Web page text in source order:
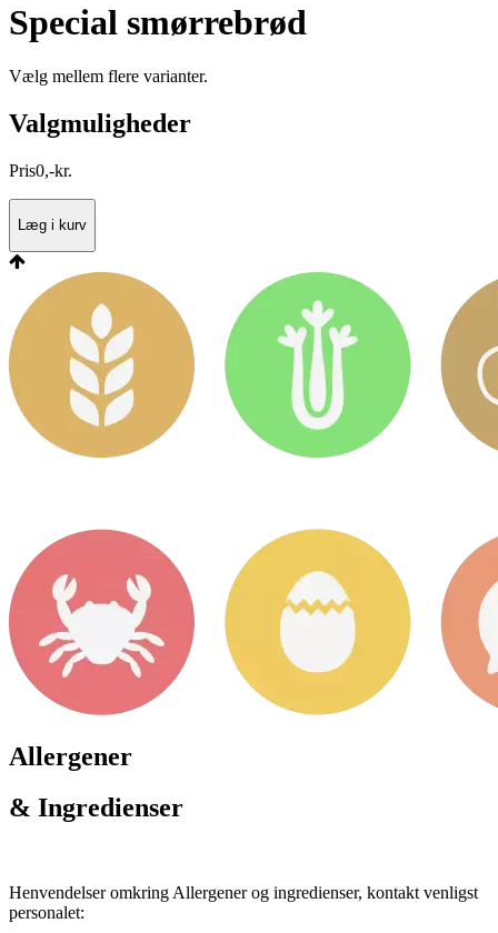
Special smørrebrød
Vælg mellem flere varianter.
Valgmuligheder
Pris0,-kr.
Læg i kurv
Allergener
& Ingredienser
Henvendelser omkring Allergener og ingredienser, kontakt venligst
personalet: